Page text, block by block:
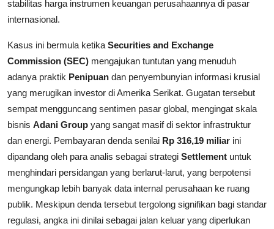
stabilitas harga instrumen keuangan perusahaannya di pasar
internasional.
Kasus ini bermula ketika Securities and Exchange
Commission (SEC) mengajukan tuntutan yang menuduh
adanya praktik Penipuan dan penyembunyian informasi krusial
yang merugikan investor di Amerika Serikat. Gugatan tersebut
sempat mengguncang sentimen pasar global, mengingat skala
bisnis Adani Group yang sangat masif di sektor infrastruktur
dan energi. Pembayaran denda senilai Rp 316,19 miliar ini
dipandang oleh para analis sebagai strategi Settlement untuk
menghindari persidangan yang berlarut-larut, yang berpotensi
mengungkap lebih banyak data internal perusahaan ke ruang
publik. Meskipun denda tersebut tergolong signifikan bagi standar
regulasi, angka ini dinilai sebagai jalan keluar yang diperlukan